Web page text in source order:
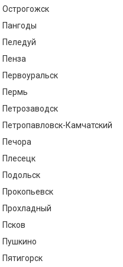
Острогожск
Пангоды
Пеледуй
Пенза
Первоуральск
Пермь
Петрозаводск
Петропавловск-Камчатский
Печора
Плесецк
Подольск
Прокопьевск
Прохладный
Псков
Пушкино
Пятигорск